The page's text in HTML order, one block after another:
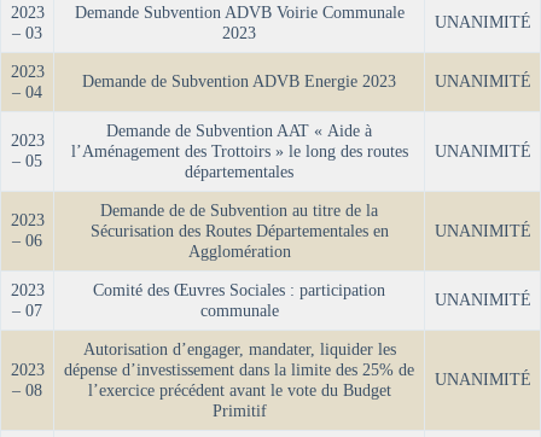
2023
– 03
Demande Subvention ADVB Voirie Communale
2023
UNANIMITÉ
2023
– 04
Demande de Subvention ADVB Energie 2023 UNANIMITÉ
2023
– 05
Demande de Subvention AAT « Aide à
l’Aménagement des Trottoirs » le long des routes
départementales
UNANIMITÉ
2023
– 06
Demande de de Subvention au titre de la
Sécurisation des Routes Départementales en
Agglomération
UNANIMITÉ
2023
– 07
Comité des Œuvres Sociales : participation
communale
UNANIMITÉ
2023
– 08
Autorisation d’engager, mandater, liquider les
dépense d’investissement dans la limite des 25% de
l’exercice précédent avant le vote du Budget
Primitif
UNANIMITÉ